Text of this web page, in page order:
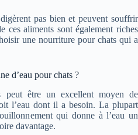
pas bien et peuvent souffrir
ces aliments sont également riches
une nourriture pour chats qui a
d’eau pour chats ?
être un excellent moyen de
l’eau dont il a besoin. La plupart
qui donne à l’eau un
davantage.